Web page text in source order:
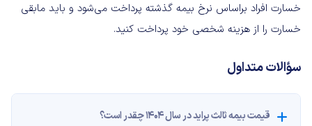
خسارت افراد براساس نرخ بیمه گذشته پرداخت می‌شود و باید مابقی
خسارت را از هزینه شخصی خود پرداخت کنید.
سؤالات متداول
قیمت بیمه ثالث پراید در سال ۱۴۰۴ چقدر است؟